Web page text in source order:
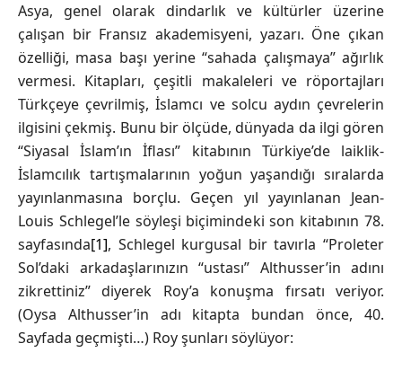
Asya, genel olarak dindarlık ve kültürler üzerine
çalışan bir Fransız akademisyeni, yazarı. Öne çıkan
özelliği, masa başı yerine “sahada çalışmaya” ağırlık
vermesi. Kitapları, çeşitli makaleleri ve röportajları
Türkçeye çevrilmiş, İslamcı ve solcu aydın çevrelerin
ilgisini çekmiş. Bunu bir ölçüde, dünyada da ilgi gören
“Siyasal İslam’ın İflası” kitabının Türkiye’de laiklik-
İslamcılık tartışmalarının yoğun yaşandığı sıralarda
yayınlanmasına borçlu. Geçen yıl yayınlanan Jean-
Louis Schlegel’le söyleşi biçimindeki son kitabının 78.
sayfasında[1], Schlegel kurgusal bir tavırla “Proleter
Sol’daki arkadaşlarınızın “ustası” Althusser’in adını
zikrettiniz” diyerek Roy’a konuşma fırsatı veriyor.
(Oysa Althusser’in adı kitapta bundan önce, 40.
Sayfada geçmişti…) Roy şunları söylüyor: